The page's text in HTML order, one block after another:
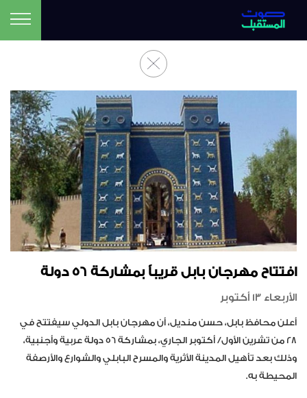
افتتاح مهرجان بابل قريباً بمشاركة 56 دولة
الأربعاء 13 أكتوبر
أعلن محافظ بابل، حسن منديل، أن مهرجان بابل الدولي سيفتتح في
28 من تشرين الأول/ أكتوبر الجاري، بمشاركة 56 دولة عربية وأجنبية،
وذلك بعد تأهيل المدينة الأثرية والمسرح البابلي والشوارع والأرصفة
المحيطة به.